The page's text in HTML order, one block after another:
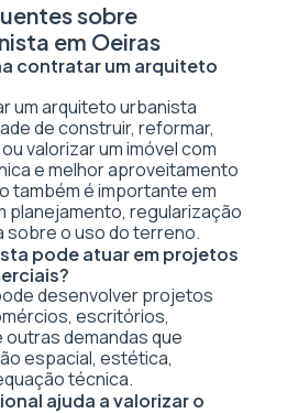
sobre
em Oeiras
contratar um arquiteto
um arquiteto urbanista
de construir, reformar,
valorizar um imóvel com
e melhor aproveitamento
também é importante em
planejamento, regularização
o uso do terreno.
pode atuar em projetos
desenvolver projetos
escritórios,
demandas que
espacial, estética,
técnica.
ajuda a valorizar o